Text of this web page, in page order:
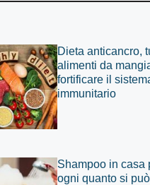
Dieta anticancro,
alimenti da
fortificare il
immunitario
Shampoo in casa
ogni quanto si